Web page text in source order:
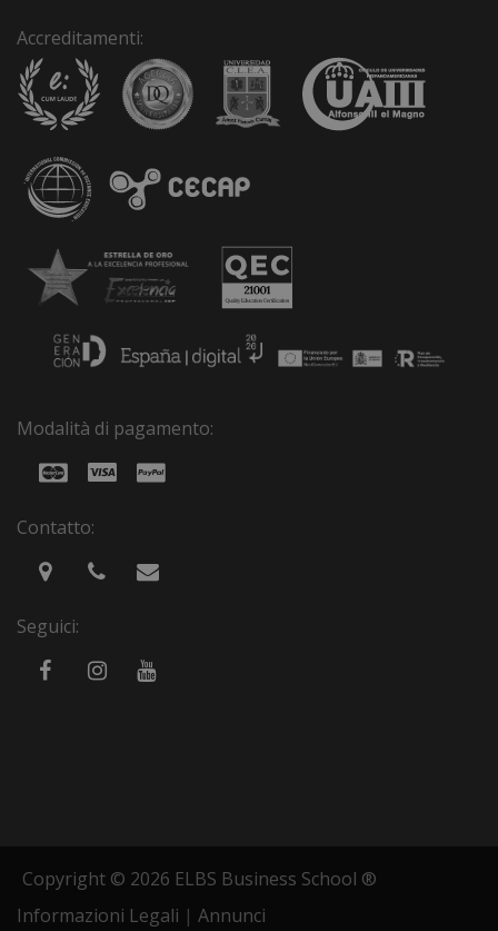
Accreditamenti:
Modalità di pagamento:
Contatto:
Seguici:
Copyright © 2026 ELBS Business School ®
Informazioni Legali | Annunci